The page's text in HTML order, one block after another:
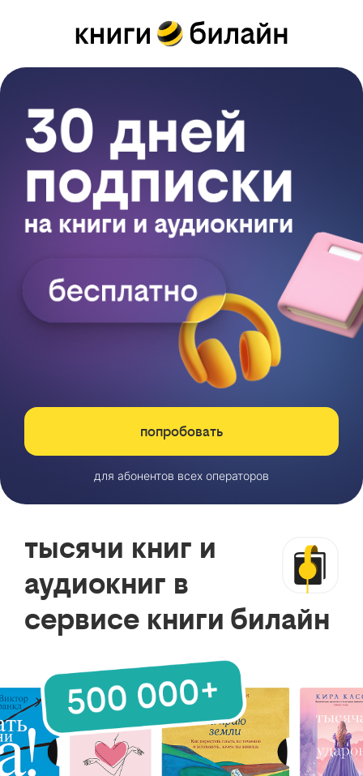
попробовать
для абонентов всех операторов
тысячи книг и
аудиокниг в
сервисе книги билайн